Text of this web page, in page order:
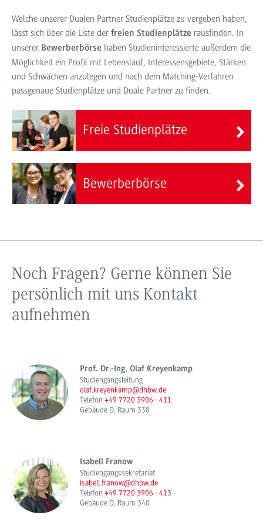
Welche unserer Dualen Partner Studienplätze zu vergeben haben,
lässt sich über die Liste derfreien Studienplätze rausfinden. In
unserer Bewerberbörse haben Studieninteressierte außerdem die
Möglichkeit ein Profil mit Lebenslauf, Interessensgebiete, Stärken
und Schwächen anzulegen und nach dem Matching-Verfahren
passgenaue Studienplätze und Duale Partner zu finden.
Freie Studienplätze
Bewerberbörse
Noch Fragen? Gerne können Sie
persönlich mit uns Kontakt
aufnehmen
Prof. Dr.-Ing. Olaf Kreyenkamp
Studiengangsleitung
olaf.kreyenkamp@dhbw.de
Telefon +49 7720 3906 - 411
Gebäude D, Raum 338
Isabell Franow
Studiengangssekretariat
isabell.franow@dhbw.de
Telefon +49 7720 3906 - 413
Gebäude D, Raum 340